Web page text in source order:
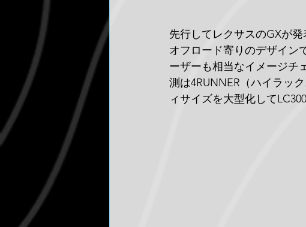
先行してレクサスのGXが
オフロード寄りのデザイン
ーザーも相当なイメージチ
測は4RUNNER（ハイラッ
ィサイズを大型化して